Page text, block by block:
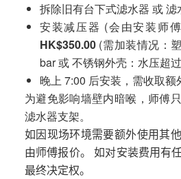
拆除旧有台下式滤水器 或 滤
安装减压器 (会由安装师
HK$350.00 (需加装情况：
bar 或 不锈钢外壳：水压超
晚上 7:00 后安装，需收取额
为避免影响墙壁内暗喉，师傅
滤水器支架。
如因现场环境需要额外使用其
由师傅报价。 如对安装费用有
最终决定权。